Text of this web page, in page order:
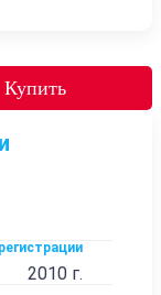
Купить
2010 г.